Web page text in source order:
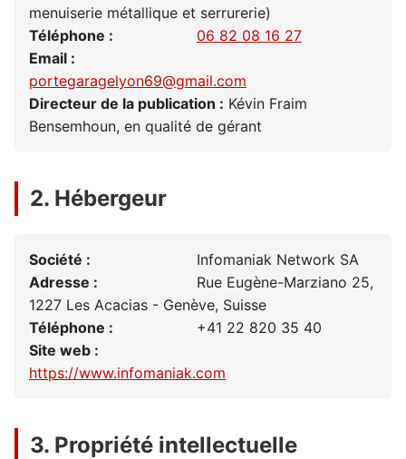
menuiserie métallique et serrurerie)
Téléphone :
06 82 08 16 27
Email :
portegaragelyon69@gmail.com
Directeur de la publication : Kévin Fraim
Bensemhoun, en qualité de gérant
2. Hébergeur
Société :
Infomaniak Network SA
Adresse :
Rue Eugène-Marziano 25,
1227 Les Acacias - Genève, Suisse
Téléphone :
+41 22 820 35 40
Site web :
https://www.infomaniak.com
3. Propriété intellectuelle